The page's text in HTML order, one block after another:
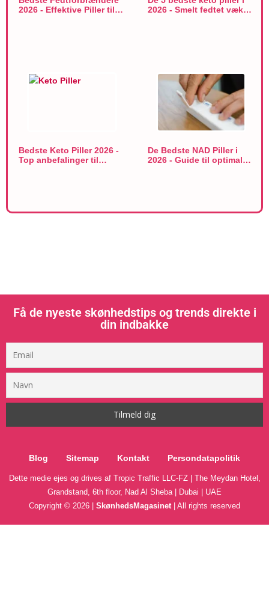
2026 - Effektive Piller til…
2026 - Smelt fedtet væk…
Bedste Keto Piller 2026 -
Top anbefalinger til…
De Bedste NAD Piller i
2026 - Guide til optimal…
Få de nyeste skønhedstips og trends direkte i
din indbakke
Blog Sitemap Kontakt Persondatapolitik
Dette medie ejes og drives af Tropic Traffic LLC-FZ | The Meydan Hotel,
Grandstand, 6th floor, Nad Al Sheba | Dubai | UAE
Copyright © 2026 | SkønhedsMagasinet | All rights reserved